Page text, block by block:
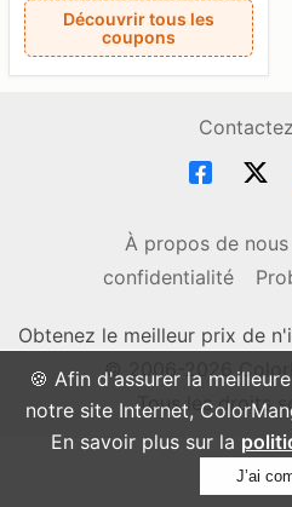
🍪 Afin d'assurer la
notre site Internet,
En savoir plus sur la
J’ai
Découvrir tous les
coupons
À propos de nous
confidentialité
Obtenez le meilleur prix de
© 2006-2026
Tous les droits